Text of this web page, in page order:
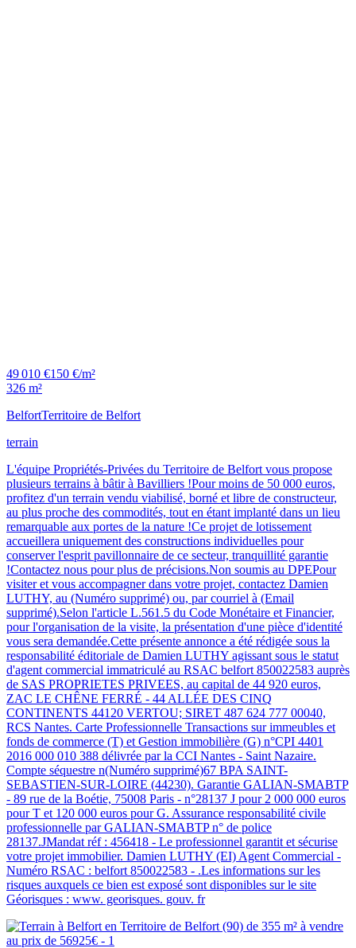
49 010 €150 €/m²
326 m²
BelfortTerritoire de Belfort
terrain
L'équipe Propriétés-Privées du Territoire de Belfort vous propose
plusieurs terrains à bâtir à Bavilliers !Pour moins de 50 000 euros,
profitez d'un terrain vendu viabilisé, borné et libre de constructeur,
au plus proche des commodités, tout en étant implanté dans un lieu
remarquable aux portes de la nature !Ce projet de lotissement
accueillera uniquement des constructions individuelles pour
conserver l'esprit pavillonnaire de ce secteur, tranquillité garantie
!Contactez nous pour plus de précisions.Non soumis au DPEPour
visiter et vous accompagner dans votre projet, contactez Damien
LUTHY, au (Numéro supprimé) ou, par courriel à (Email
supprimé).Selon l'article L.561.5 du Code Monétaire et Financier,
pour l'organisation de la visite, la présentation d'une pièce d'identité
vous sera demandée.Cette présente annonce a été rédigée sous la
responsabilité éditoriale de Damien LUTHY agissant sous le statut
d'agent commercial immatriculé au RSAC belfort 850022583 auprès
de SAS PROPRIETES PRIVEES, au capital de 44 920 euros,
ZAC LE CHÊNE FERRÉ - 44 ALLÉE DES CINQ
CONTINENTS 44120 VERTOU; SIRET 487 624 777 00040,
RCS Nantes. Carte Professionnelle Transactions sur immeubles et
fonds de commerce (T) et Gestion immobilière (G) n°CPI 4401
2016 000 010 388 délivrée par la CCI Nantes - Saint Nazaire.
Compte séquestre n(Numéro supprimé)67 BPA SAINT-
SEBASTIEN-SUR-LOIRE (44230). Garantie GALIAN-SMABTP
- 89 rue de la Boétie, 75008 Paris - n°28137 J pour 2 000 000 euros
pour T et 120 000 euros pour G. Assurance responsabilité civile
professionnelle par GALIAN-SMABTP n° de police
28137.JMandat réf : 456418 - Le professionnel garantit et sécurise
votre projet immobilier. Damien LUTHY (EI) Agent Commercial -
Numéro RSAC : belfort 850022583 - .Les informations sur les
risques auxquels ce bien est exposé sont disponibles sur le site
Géorisques : www. georisques. gouv. fr